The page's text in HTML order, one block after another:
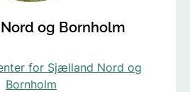
og Bornholm
for Sjælland Nord og
Bornholm